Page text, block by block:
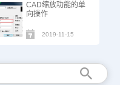
CAD缩放功能的单
向操作
2019-11-15